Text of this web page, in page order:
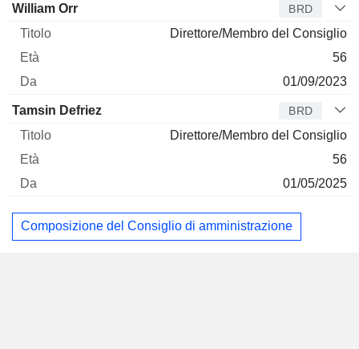
William Orr BRD
Direttore/Membro del Consiglio
56
01/09/2023
Tamsin Defriez BRD
Direttore/Membro del Consiglio
56
01/05/2025
Composizione del Consiglio di amministrazione